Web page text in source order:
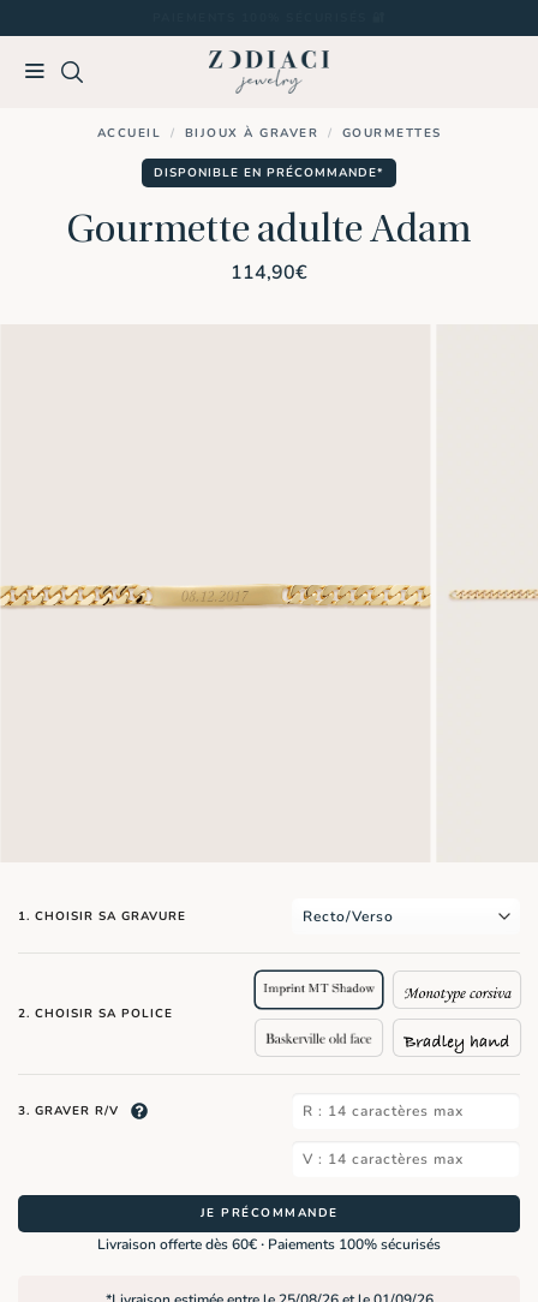
au
contenu
ACCUEIL / BIJOUX À GRAVER / GOURMETTES
DISPONIBLE EN PRÉCOMMANDE*
Gourmette adulte Adam
114,90€
1. CHOISIR SA GRAVURE
2. CHOISIR SA POLICE
3. GRAVER R/V
JE PRÉCOMMANDE
Livraison offerte dès 60€· Paiements 100% sécurisés